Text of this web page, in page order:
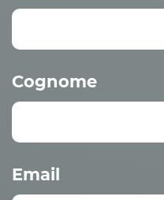
Cognome
Email